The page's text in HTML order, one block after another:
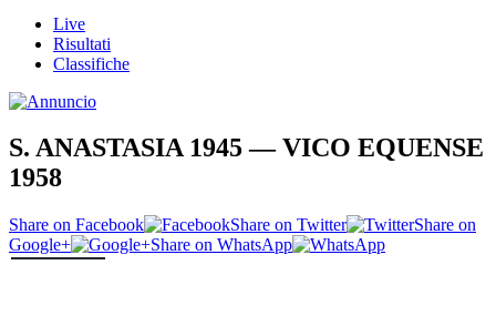
Live
Risultati
Classifiche
S. ANASTASIA 1945 — VICO EQUENSE
1958
Share on Facebook Share on Twitter
Share on
Google+
Share on WhatsApp